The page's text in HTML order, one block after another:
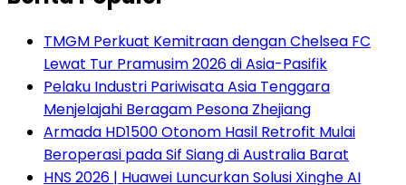
TMGM Perkuat Kemitraan dengan Chelsea FC
Lewat Tur Pramusim 2026 di Asia-Pasifik
Pelaku Industri Pariwisata Asia Tenggara
Menjelajahi Beragam Pesona Zhejiang
Armada HD1500 Otonom Hasil Retrofit Mulai
Beroperasi pada Sif Siang di Australia Barat
HNS 2026 | Huawei Luncurkan Solusi Xinghe AI